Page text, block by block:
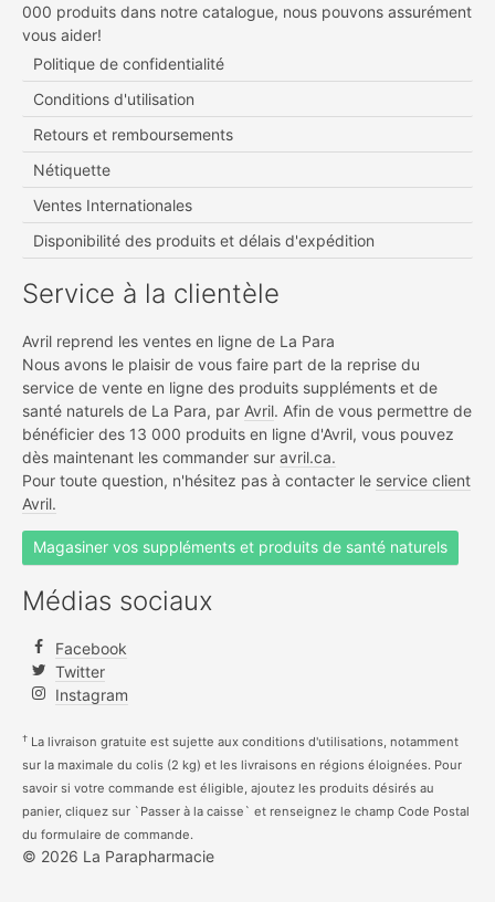
000 produits dans notre catalogue, nous pouvons assurément
vous aider!
Politique de confidentialité
Conditions d'utilisation
Retours et remboursements
Nétiquette
Ventes Internationales
Disponibilité des produits et délais d'expédition
Service à la clientèle
Avril reprend les ventes en ligne de La Para
Nous avons le plaisir de vous faire part de la reprise du
service de vente en ligne des produits suppléments et de
santé naturels de La Para, par Avril. Afin de vous permettre de
bénéficier des 13 000 produits en ligne d'Avril, vous pouvez
dès maintenant les commander sur avril.ca.
Pour toute question, n'hésitez pas à contacter le service client
Avril.
Magasiner vos suppléments et produits de santé naturels
Médias sociaux
Facebook
Twitter
Instagram
† La livraison gratuite est sujette aux conditions d'utilisations, notamment
sur la maximale du colis (2 kg) et les livraisons en régions éloignées. Pour
savoir si votre commande est éligible, ajoutez les produits désirés au
panier, cliquez sur `Passer à la caisse` et renseignez le champ Code Postal
du formulaire de commande.
© 2026 La Parapharmacie